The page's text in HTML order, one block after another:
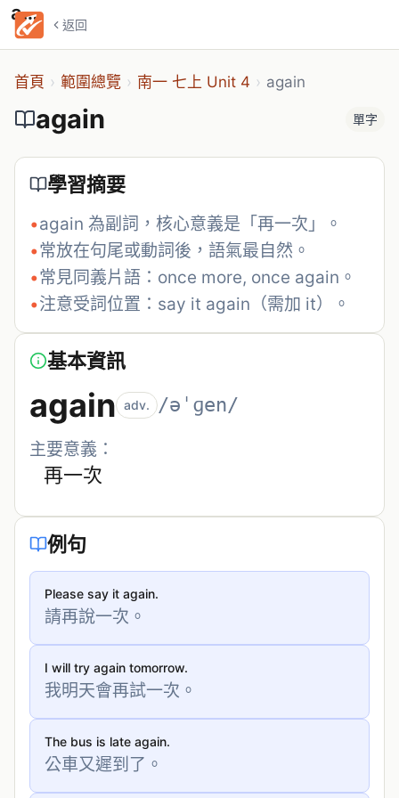
返回
again
首頁 › 範圍總覽 › 南一 七上 Unit 4 › again
again 單字
學習摘要
•again 為副詞，核心意義是「再一次」。
•常放在句尾或動詞後，語氣最自然。
•常見同義片語：once more, once again。
•注意受詞位置：say it again（需加 it）。
基本資訊
again adv. /əˈɡen/
主要意義：
再一次
例句
Please say it again.
請再說一次。
I will try again tomorrow.
我明天會再試一次。
The bus is late again.
公車又遲到了。